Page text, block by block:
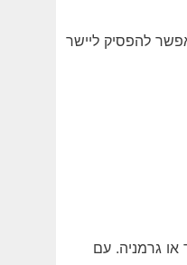
להפסיק ליישר
או גרמניה. עם